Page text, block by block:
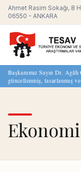
Ahmet Rasim Sokağı, 8
06550 - ANKARA
Başkanımız Sayın Dr.
güncellenmiş, tasarlanmış
Ekonomi